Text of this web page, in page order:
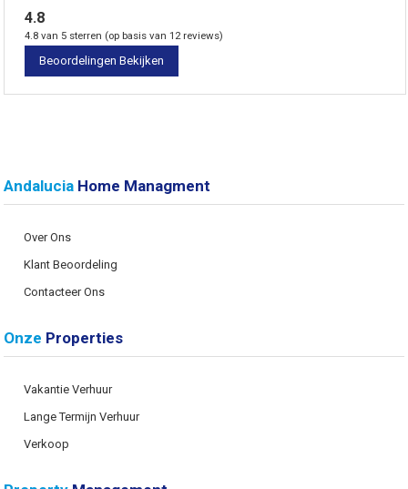
4.8
4.8 van 5 sterren (op basis van 12 reviews)
Beoordelingen Bekijken
Andalucia Home Managment
Over Ons
Klant Beoordeling
Contacteer Ons
Onze Properties
Vakantie Verhuur
Lange Termijn Verhuur
Verkoop